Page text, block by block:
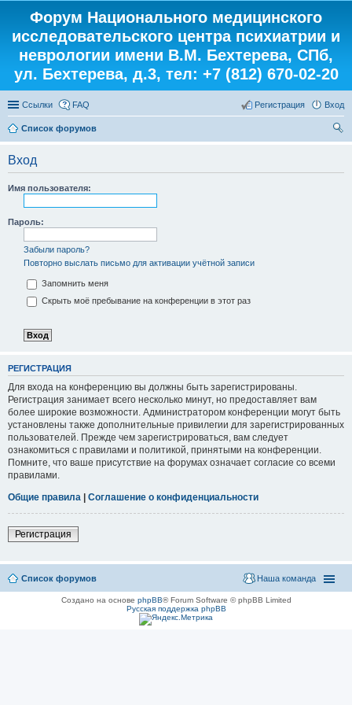
Форум Национального медицинского
исследовательского центра психиатрии и
неврологии имени В.М. Бехтерева, СПб,
ул. Бехтерева, д.3, тел: +7 (812) 670-02-20
Ссылки FAQ Вход
Регистрация
Список форумов
Вход
Имя пользователя:
Пароль:
Забыли пароль?
Повторно выслать письмо для активации учётной записи
Запомнить меня
Скрыть моё пребывание на конференции в этот раз
РЕГИСТРАЦИЯ
Для входа на конференцию вы должны быть зарегистрированы.
Регистрация занимает всего несколько минут, но предоставляет вам
более широкие возможности. Администратором конференции могут быть
установлены также дополнительные привилегии для зарегистрированных
пользователей. Прежде чем зарегистрироваться, вам следует
ознакомиться с правилами и политикой, принятыми на конференции.
Помните, что ваше присутствие на форумах означает согласие со всеми
правилами.
Общие правила | Соглашение о конфиденциальности
Регистрация
Список форумов Наша команда
Создано на основе phpBB® Forum Software © phpBB Limited
Русская поддержка phpBB